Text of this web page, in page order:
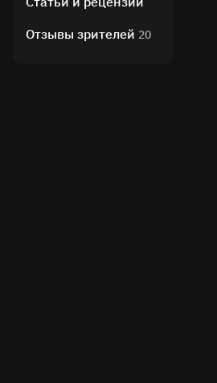
Отзывы зрителей 20